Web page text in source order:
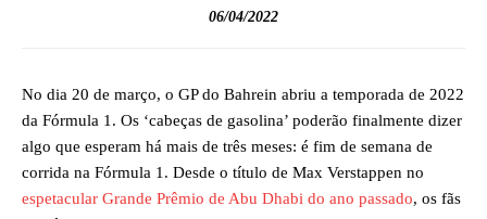
06/04/2022
No dia 20 de março, o GP do Bahrein abriu a temporada de 2022
da Fórmula 1. Os ‘cabeças de gasolina’ poderão finalmente dizer
algo que esperam há mais de três meses: é fim de semana de
corrida na Fórmula 1. Desde o título de Max Verstappen no
espetacular Grande Prêmio de Abu Dhabi do ano passado, os fãs